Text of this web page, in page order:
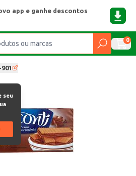
app e ganhe descontos
0
seu